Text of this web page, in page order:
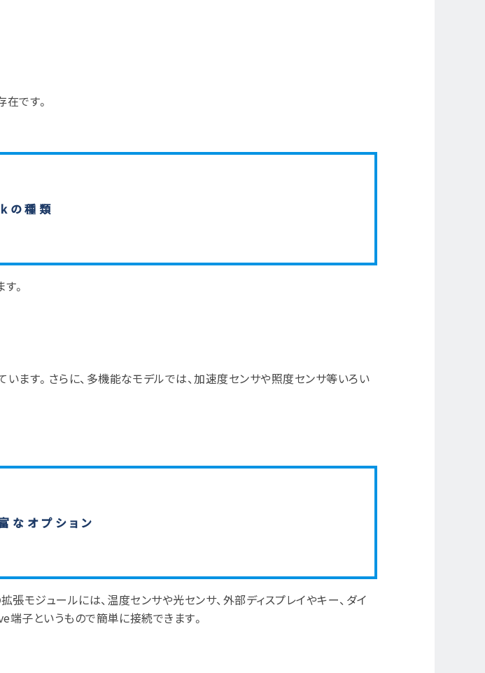
です。
種類
。
ます。さらに、多機能なモデルでは、加速度センサや照度センサ等いろい
なオプション
モジュールには、温度センサや光センサ、外部ディスプレイやキー、ダイ
端子というもので簡単に接続できます。